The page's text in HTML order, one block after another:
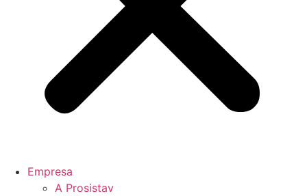
Empresa
A Prosistav